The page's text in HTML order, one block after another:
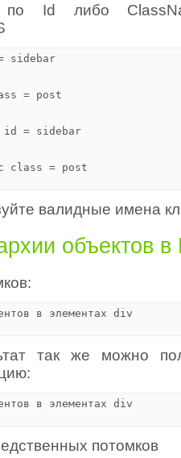
Id либо
sidebar
= post
id = sidebar
class = post
валидные имена
объектов в
в элементах div
так же можно
в элементах div
потомков